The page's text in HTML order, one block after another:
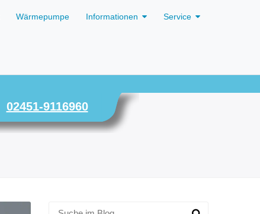
Wärmepumpe Informationen Service
02451-9116960